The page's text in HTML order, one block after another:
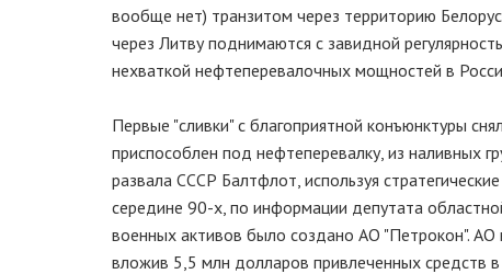
вообще нет) транзитом через территорию
через Литву поднимаются с завидной
нехваткой нефтеперевалочных мощностей в
Первые "сливки" с благоприятной конъюнктуры
приспособлен под нефтеперевалку, из наливных
развала СССР Балтфлот, используя
середине 90-х, по информации депутата
военных активов было создано АО "Петрокон". АО
вложив 5,5 млн долларов привлеченных средств